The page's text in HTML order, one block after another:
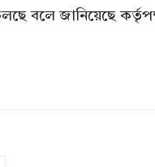
বলে জানিয়েছে